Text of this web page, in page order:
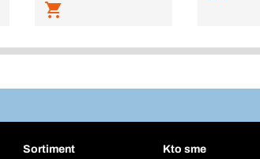
Sortiment Kto sme